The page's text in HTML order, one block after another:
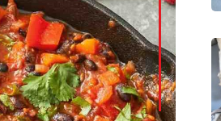
Print